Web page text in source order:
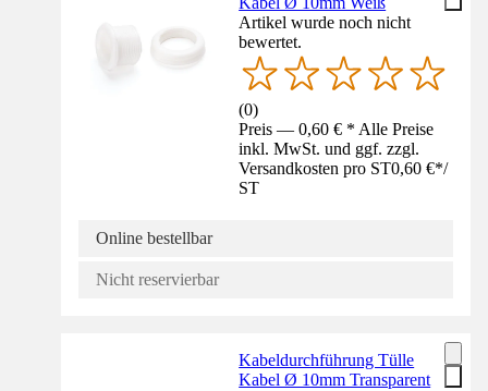
Artikel wurde noch nicht
bewertet.
(0)
Preis — 0,60 € * Alle Preise
inkl. MwSt. und ggf. zzgl.
Versandkosten pro ST0,60 €*/
ST
Online bestellbar
Nicht reservierbar
Kabeldurchführung Tülle
Kabel Ø 10mm Transparent